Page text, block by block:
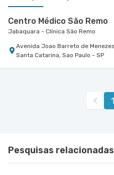
Centro Médico São Remo
Jabaquara - Clínica São Remo
Avenida Joao Barreto de
Santa Catarina, Sao Paulo - SP
Centro Médico São Luiz
Rua Das Perobas nr. 266 -
1
Pesquisas relacionadas